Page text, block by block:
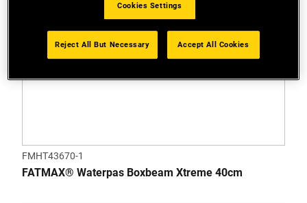
FMHT43670-1
FATMAX® Waterpas Boxbeam Xtreme 40cm
Cookies Settings
Reject All But Necessary Accept All Cookies